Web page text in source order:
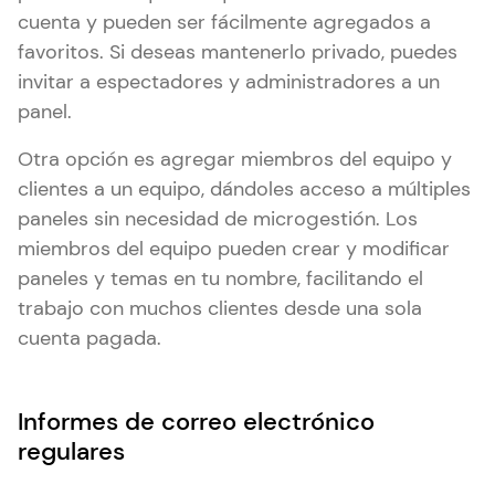
cuenta y pueden ser fácilmente agregados a
favoritos. Si deseas mantenerlo privado, puedes
invitar a espectadores y administradores a un
panel.
Otra opción es agregar miembros del equipo y
clientes a un equipo, dándoles acceso a múltiples
paneles sin necesidad de microgestión. Los
miembros del equipo pueden crear y modificar
paneles y temas en tu nombre, facilitando el
trabajo con muchos clientes desde una sola
cuenta pagada.
Informes de correo electrónico
regulares